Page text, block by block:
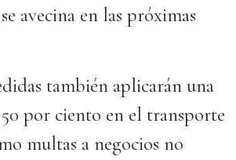
avecina en las próximas
también aplicarán una
por ciento en el transporte
multas a negocios no